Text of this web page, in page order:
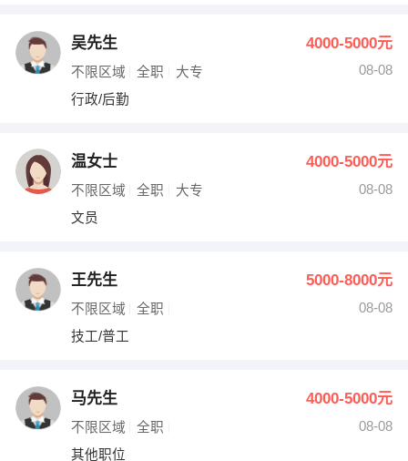
吴先生 4000-5000元
不限区域 全职 大专
08-08
行政/后勤
温女士 4000-5000元
不限区域 全职 大专
08-08
文员
王先生 5000-8000元
不限区域 全职
08-08
技工/普工
马先生 4000-5000元
不限区域 全职
08-08
其他职位